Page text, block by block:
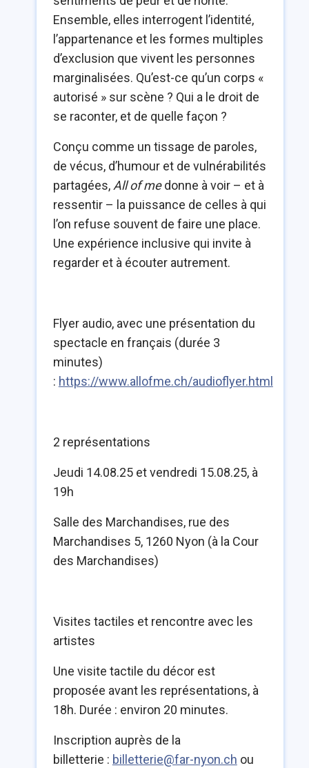
Ensemble, elles interrogent l’identité,
l’appartenance et les formes multiples
d’exclusion que vivent les personnes
marginalisées. Qu’est-ce qu’un corps «
autorisé » sur scène ? Qui a le droit de
se raconter, et de quelle façon ?
Conçu comme un tissage de paroles,
de vécus, d’humour et de vulnérabilités
partagées,All of medonne à voir – et à
ressentir – la puissance de celles à qui
l’on refuse souvent de faire une place.
Une expérience inclusive qui invite à
regarder et à écouter autrement.
Flyer audio, avec une présentation du
spectacle en français (durée 3
minutes)
: https://www.allofme.ch/audioflyer.html
2 représentations
Jeudi 14.08.25 et vendredi 15.08.25, à
19h
Salle des Marchandises, rue des
Marchandises 5, 1260 Nyon (à la Cour
des Marchandises)
Visites tactiles et rencontre avec les
artistes
Une visite tactile du décor est
proposée avant les représentations, à
18h. Durée : environ 20 minutes.
Inscription auprès de la
billetterie : billetterie@far-nyon.ch ou